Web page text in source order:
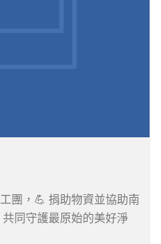
團，💪 捐助物資並協助南
同守護最原始的美好淨